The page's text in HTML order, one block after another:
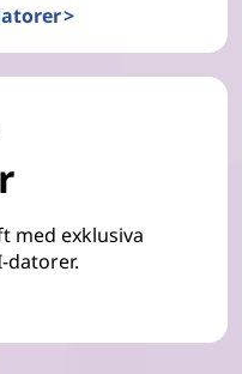
>
med exklusiva
datorer.